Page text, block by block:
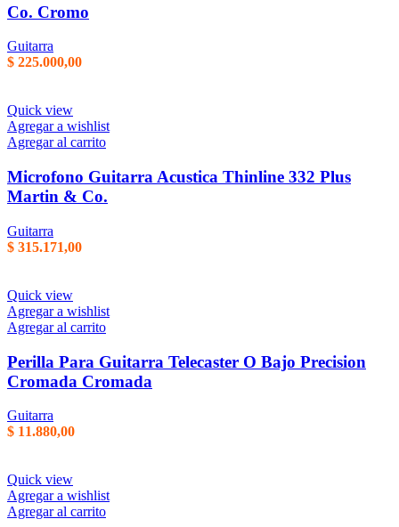
Co. Cromo
Guitarra
$ 225.000,00
Quick view
Agregar a wishlist
Agregar al carrito
Microfono Guitarra Acustica Thinline 332 Plus
Martin & Co.
Guitarra
$ 315.171,00
Quick view
Agregar a wishlist
Agregar al carrito
Perilla Para Guitarra Telecaster O Bajo Precision
Cromada Cromada
Guitarra
$ 11.880,00
Quick view
Agregar a wishlist
Agregar al carrito